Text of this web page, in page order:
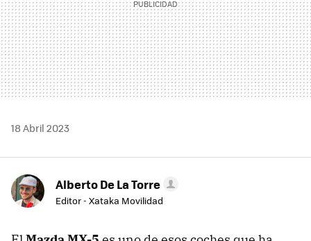
18 Abril 2023
Alberto De La Torre
Editor - Xataka Movilidad